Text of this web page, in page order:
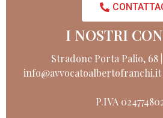
I NOSTRI
Stradone Porta Palio, 68 |
info@avvocatoalbertofranchi.it
P.IVA